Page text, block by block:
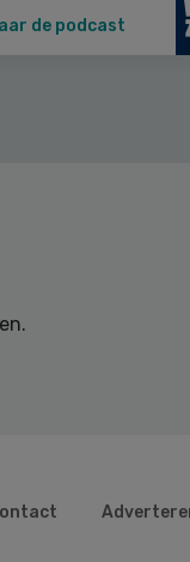
de podcast